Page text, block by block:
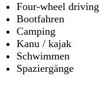
Four-wheel driving
Bootfahren
Camping
Kanu / kajak
Schwimmen
Spaziergänge